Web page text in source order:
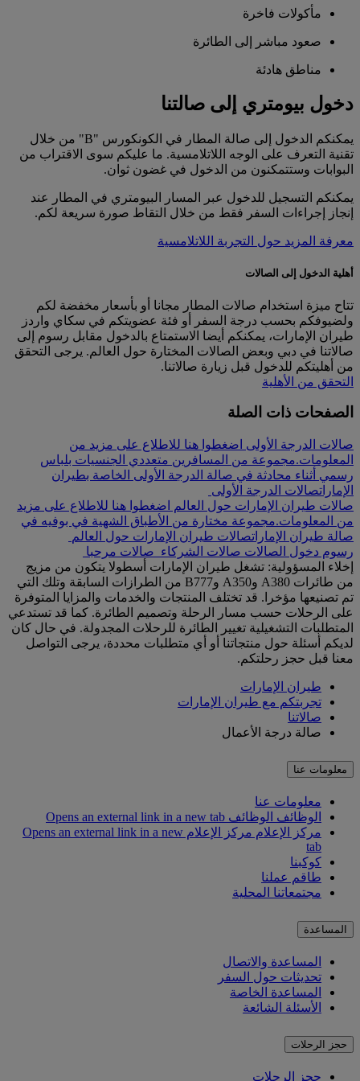
مأكولات فاخرة
صعود مباشر إلى الطائرة
مناطق هادئة
دخول بيومتري إلى صالتنا
يمكنكم الدخول إلى صالة المطار في الكونكورس "B" من خلال
تقنية التعرف على الوجه اللاتلامسية. ما عليكم سوى الاقتراب من
البوابات وستتمكنون من الدخول في غضون ثوان.
يمكنكم التسجيل للدخول عبر المسار البيومتري في المطار عند
إنجاز إجراءات السفر فقط من خلال التقاط صورة سريعة لكم.
معرفة المزيد حول التجربة اللاتلامسية
أهلية الدخول إلى الصالات
تتاح ميزة استخدام صالات المطار مجانا أو بأسعار مخفضة لكم
ولضيوفكم بحسب درجة السفر أو فئة عضويتكم في سكاي واردز
طيران الإمارات، يمكنكم أيضا الاستمتاع بالدخول مقابل رسوم إلى
صالاتنا في دبي وبعض الصالات المختارة حول العالم. يرجى التحقق
من أهليتكم للدخول قبل زيارة صالاتنا.
التحقق من الأهلية
الصفحات ذات الصلة
صالات الدرجة الأولى اضغطوا هنا للاطلاع على مزيد من
المعلومات.مجموعة من المسافرين متعددي الجنسيات بلباس
رسمي أثناء محادثة في صالة الدرجة الأولى الخاصة بطيران
الإماراتصالات الدرجة الأولى
صالات طيران الإمارات حول العالم اضغطوا هنا للاطلاع على مزيد
من المعلومات.مجموعة مختارة من الأطباق الشهية في بوفيه في
صالة طيران الإماراتصالات طيران الإمارات حول العالم
رسوم دخول الصالات صالات الشركاء صالات مرحبا
إخلاء المسؤولية: تشغل طيران الإمارات أسطولا يتكون من مزيج
من طائرات A380 وA350 وB777 من الطرازات السابقة وتلك التي
تم تصنيعها مؤخرا. قد تختلف المنتجات والخدمات والمزايا المتوفرة
على الرحلات حسب مسار الرحلة وتصميم الطائرة. كما قد تستدعي
المتطلبات التشغيلية تغيير الطائرة للرحلات المجدولة. في حال كان
لديكم أسئلة حول منتجاتنا أو أي متطلبات محددة، يرجى التواصل
معنا قبل حجز رحلتكم.
طيران الإمارات
تجربتكم مع طيران الإمارات
صالاتنا
صالة درجة الأعمال
معلومات عنا
معلومات عنا
الوظائف الوظائف Opens an external link in a new tab
مركز الإعلام
مركز الإعلام Opens an external link in a new
tab
كوكبنا
طاقم عملنا
مجتمعاتنا المحلية
المساعدة
المساعدة والاتصال
تحديثات حول السفر
المساعدة الخاصة
الأسئلة الشائعة
حجز الرحلات
حجز الرحلات